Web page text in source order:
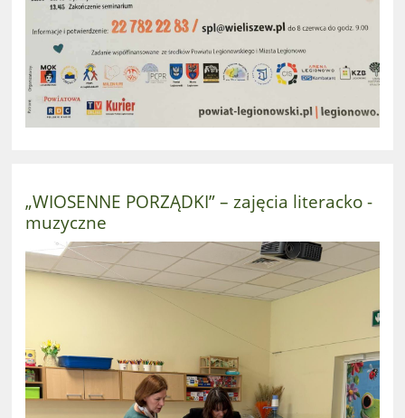
„WIOSENNE PORZĄDKI” – zajęcia literacko -
muzyczne